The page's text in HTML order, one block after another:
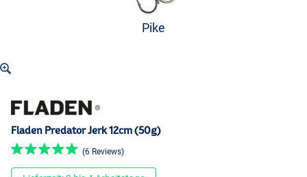
Pike
Fladen Predator Jerk 12cm (50g)
(6 Reviews)